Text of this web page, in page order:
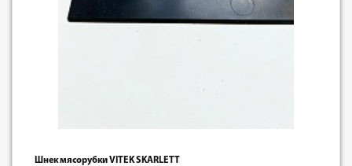
Шнек мясорубки VITEK SKARLETT